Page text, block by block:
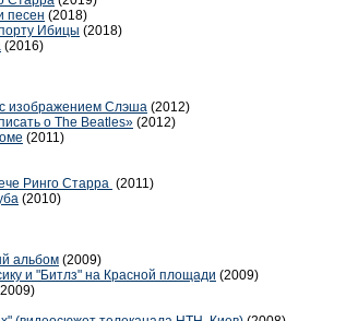
песен (2018)
Ибицы (2018)
(2016)
с изображением Слэша (2012)
о The Beatles» (2012)
(2011)
Ринго Старра (2011)
(2010)
альбом (2009)
и "Битлз" на Красной площади (2009)